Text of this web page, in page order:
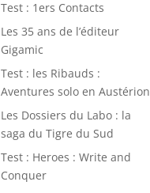
Test : 1ers Contacts
Les 35 ans de l’éditeur
Gigamic
Test : les Ribauds :
Aventures solo en Austérion
Les Dossiers du Labo : la
saga du Tigre du Sud
Test : Heroes : Write and
Conquer